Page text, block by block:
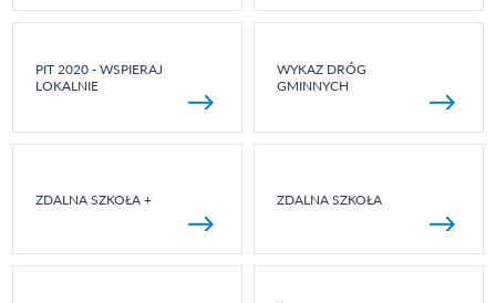
PIT 2020 - WSPIERAJ
LOKALNIE
WYKAZ DRÓG
GMINNYCH
ZDALNA SZKOŁA + ZDALNA SZKOŁA